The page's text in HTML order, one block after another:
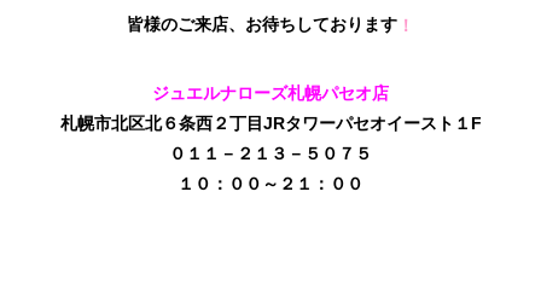
皆様のご来店、お待ちしております ！
ジュエルナローズ札幌パセオ店
札幌市北区北６条西２丁目JRタワーパセオイースト１F
０１１－２１３－５０７５
１０：００～２１：００